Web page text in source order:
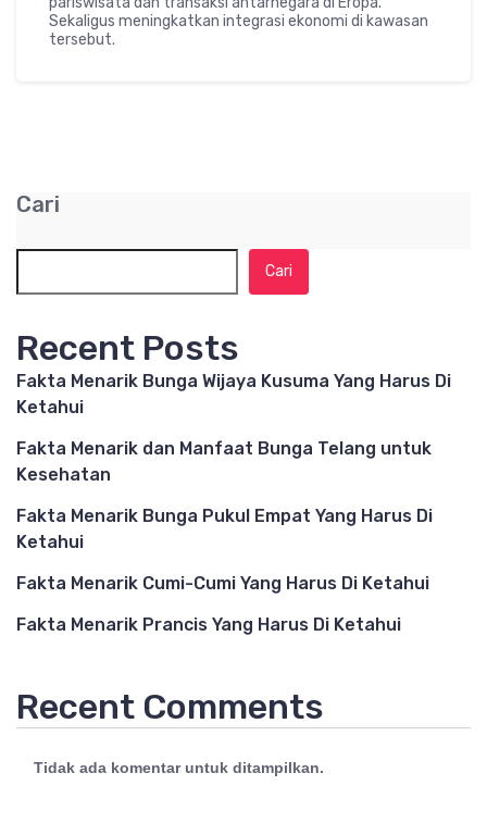
Sekaligus meningkatkan integrasi ekonomi di kawasan
tersebut.
Cari
Cari
Recent Posts
Fakta Menarik Bunga Wijaya Kusuma Yang Harus Di
Ketahui
Fakta Menarik dan Manfaat Bunga Telang untuk
Kesehatan
Fakta Menarik Bunga Pukul Empat Yang Harus Di
Ketahui
Fakta Menarik Cumi-Cumi Yang Harus Di Ketahui
Fakta Menarik Prancis Yang Harus Di Ketahui
Recent Comments
Tidak ada komentar untuk ditampilkan.